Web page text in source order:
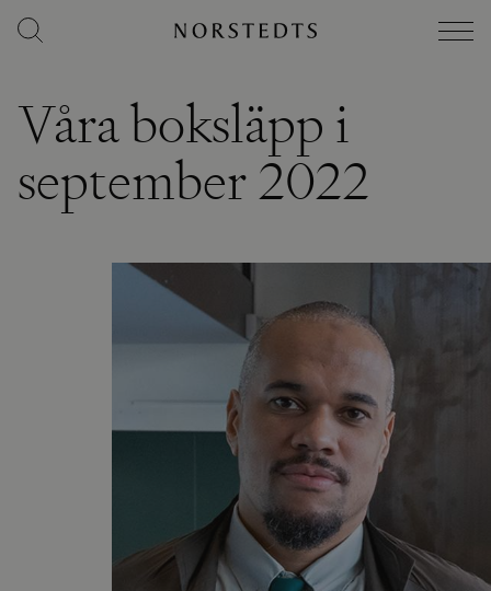
Våra boksläpp i
september 2022